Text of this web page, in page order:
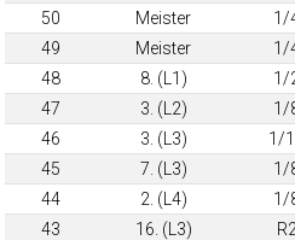
50
Meister 1/
49
Meister 1/
48
8. (L1) 1/
47
3. (L2) 1/
46
3. (L3) 1/
45
7. (L3) 1/
44
2. (L4) 1/
43
16. (L3) R2